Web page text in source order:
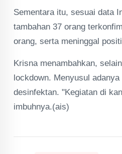
Sementara itu, sesuai data
tambahan 37 orang
orang, serta meninggal
Krisna menambahkan,
lockdown. Menyusul
desinfektan. "Kegiatan di
imbuhnya.(ais)